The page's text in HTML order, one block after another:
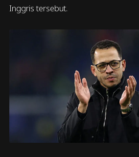
Inggris tersebut.